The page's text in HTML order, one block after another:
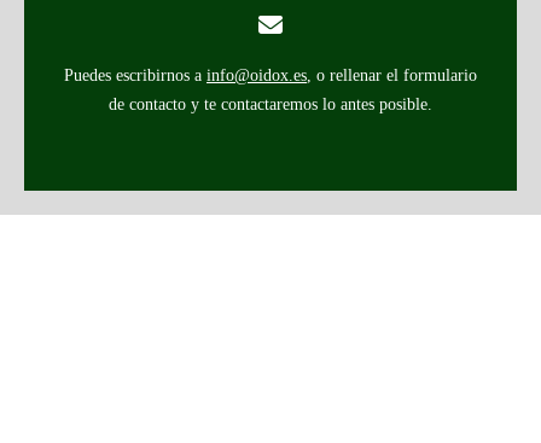
Puedes escribirnos a info@oidox.es, o rellenar el formulario
de contacto y te contactaremos lo antes posible.